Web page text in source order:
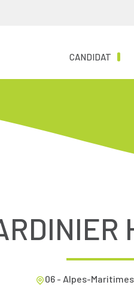
CANDIDAT
06 - Alpes-